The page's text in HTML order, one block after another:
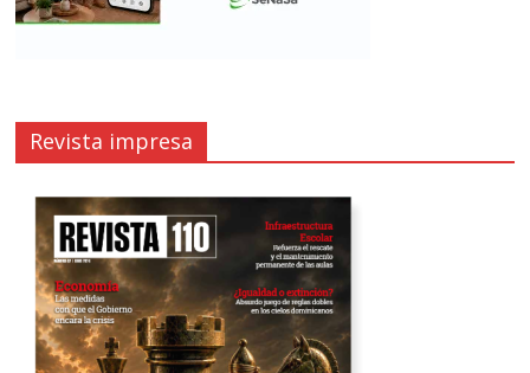
Revista impresa